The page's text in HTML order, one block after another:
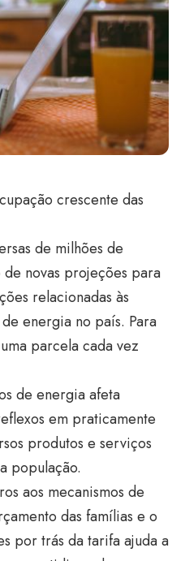
crescente das
de milhões de
novas projeções para
relacionadas às
energia no país. Para
parcela cada vez
de energia afeta
em praticamente
produtos e serviços
população.
aos mecanismos de
das famílias e o
por trás da tarifa ajuda a